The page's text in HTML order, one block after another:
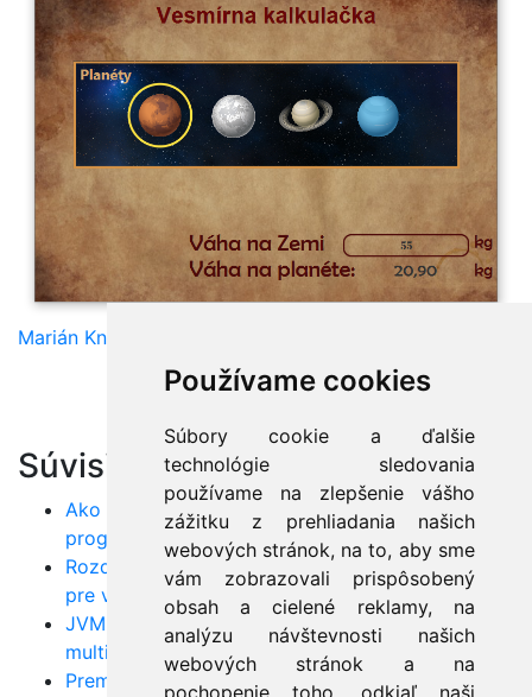
Používame cookies
Súbory cookie a ďalšie
technológie sledovania
používame na zlepšenie vášho
zážitku z prehliadania našich
webových stránok, na to, aby sme
vám zobrazovali prispôsobený
obsah a cielené reklamy, na
analýzu návštevnosti našich
webových stránok a na
pochopenie toho, odkiaľ naši
Marián Knězek
Súvisiace články:
Ako začať s Javou: Prvý krok ku kariére
programátora
Rozdiely medzi Java, C++ a C#: Ktorý jazyk je
pre vás najvhodnejší?
JVM: Ako funguje a prečo je kľúčom k
multiplatformovej Jave
Premenné a dátové typy v Jave: Od primitív po